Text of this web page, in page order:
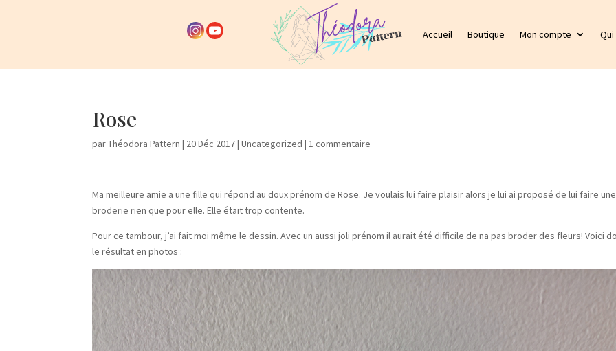
Accueil Boutique Mon compte
Rose
parThéodora Pattern | 20 Déc 2017|Uncategorized |1 commentaire
Ma meilleure amie a une fille qui répond au doux prénom de Rose. Je voulais lui faire plaisir alors je lui ai proposé de lui faire une
broderie rien que pour elle. Elle était trop contente.
Pour ce tambour, j’ai fait moi même le dessin. Avec un aussi joli prénom il aurait été difficile de na pas broder des fleurs! Voici
le résultat en photos :